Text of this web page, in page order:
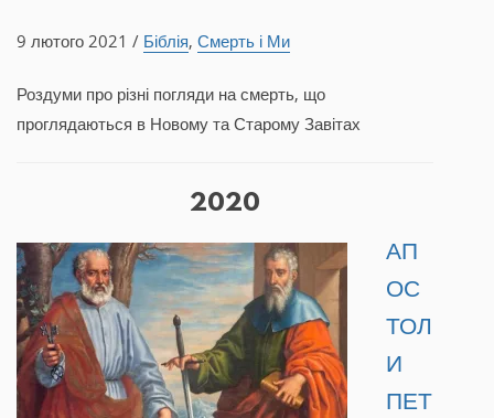
9 лютого 2021 / Біблія, Смерть і Ми
Роздуми про різні погляди на смерть, що
проглядаються в Новому та Старому Завітах
2020
АП
ОС
ТОЛ
И
ПЕТ